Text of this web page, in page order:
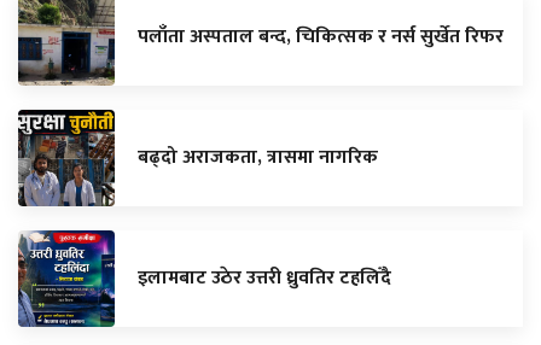
पलाँता अस्पताल बन्द, चिकित्सक र नर्स सुर्खेत रिफर
बढ्दो अराजकता, त्रासमा नागरिक
इलामबाट उठेर उत्तरी ध्रुवतिर टहलिँदै